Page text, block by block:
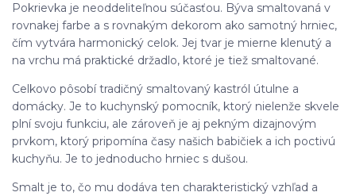
Pokrievka je neoddeliteľnou súčasťou. Býva smaltovaná v
rovnakej farbe a s rovnakým dekorom ako samotný hrniec,
čím vytvára harmonický celok. Jej tvar je mierne klenutý a
na vrchu má praktické držadlo, ktoré je tiež smaltované.
Celkovo pôsobí tradičný smaltovaný kastról útulne a
domácky. Je to kuchynský pomocník, ktorý nielenže skvele
plní svoju funkciu, ale zároveň je aj pekným dizajnovým
prvkom, ktorý pripomína časy našich babičiek a ich poctivú
kuchyňu. Je to jednoducho hrniec s dušou.
Smalt je to, čo mu dodáva ten charakteristický vzhľad a